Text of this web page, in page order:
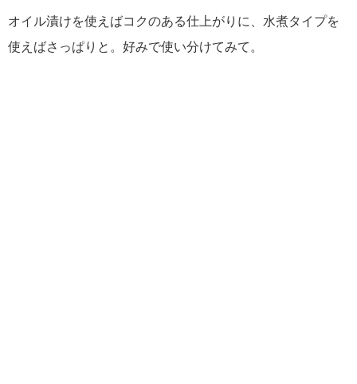
オイル漬けを使えばコクのある仕上がりに、水煮タイプを
使えばさっぱりと。好みで使い分けてみて。